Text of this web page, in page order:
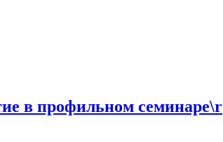
в профильном семинаре\r